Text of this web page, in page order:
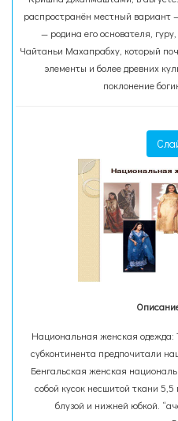
распространён местный вариант
— родина его основателя,
Чайтаньи Махапрабху, который
элементы и более древних
поклонение
Национальная женская одежда:
субконтинента предпочитали
Бенгальская женская
собой кусок несшитой ткани
блузой и нижней юбкой.